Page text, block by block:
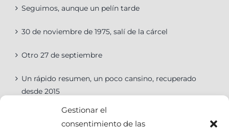
Gestionar el
consentimiento de las
Seguimos, aunque un pelín tarde
30 de noviembre de 1975, salí de la cárcel
Otro 27 de septiembre
Un rápido resumen, un poco cansino, recuperado
desde 2015